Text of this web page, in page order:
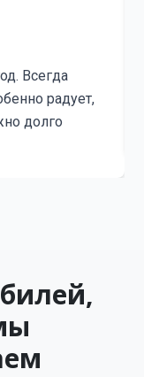
Всегда
радует,
долго